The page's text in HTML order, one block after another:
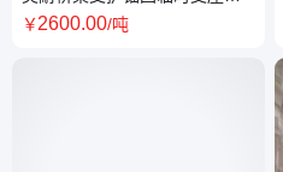
用硫黄砂浆混凝土轨枕螺旋道
￥2600.00/吨